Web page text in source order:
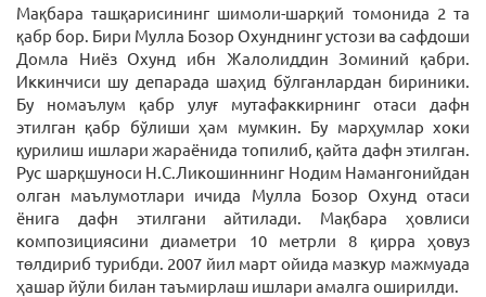
Мақбара ташқарисининг шимоли-шарқий томонида 2 та
қабр бор. Бири Мулла Бозор Охунднинг устози ва сафдоши
Домла Ниёз Охунд ибн Жалолиддин Зоминий қабри.
Иккинчиси шу депарада шаҳид бўлганлардан бириники.
Бу номаълум қабр улуғ мутафаккирнинг отаси дафн
этилган қабр бўлиши ҳам мумкин. Бу марҳумлар хоки
қурилиш ишлари жараёнида топилиб, қайта дафн этилган.
Рус шарқшуноси Н.С.Ликошиннинг Нодим Намангонийдан
олган маълумотлари ичида Мулла Бозор Охунд отаси
ёнига дафн этилгани айтилади. Мақбара ҳовлиси
композициясини диаметри 10 метрли 8 қирра ҳовуз
төлдириб турибди. 2007 йил март ойида мазкур мажмуада
ҳашар йўли билан таъмирлаш ишлари амалга оширилди.